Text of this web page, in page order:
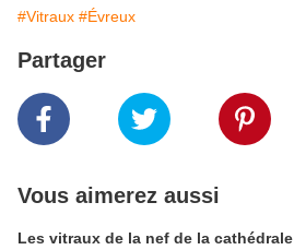
#Vitraux #Évreux
Partager
Vous aimerez aussi
Les vitraux de la nef de la cathédrale